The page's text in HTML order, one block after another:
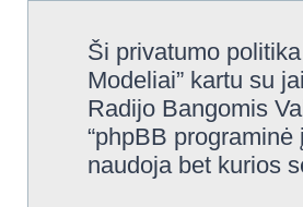
Ši privatumo
Modeliai” kartu su
Radijo Bangomis
“phpBB programinė
naudoja bet kurios